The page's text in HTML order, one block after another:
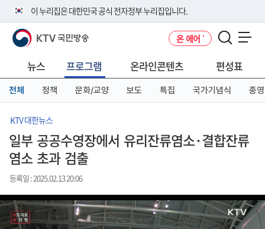
이 누리집은 대한민국 공식 전자정부 누리집입니다.
공식 누리집 주소 확인하기
니다.
이밖에 or.kr 또는 .kr등 다른 도메인 주소를 사용하고 있다면 아래 URL에
서 도메인 주소를 확인해 보세요
KTV 국민방송 온 에어
뉴스 프로그램 온라인콘텐츠 편성표
전체 정책 문화/교양 보도 특집 국가기념식 종영
KTV 대한뉴스
일부 공공수영장에서 유리잔류염소·결합잔류
염소 초과 검출
등록일 : 2025.02.13 20:06